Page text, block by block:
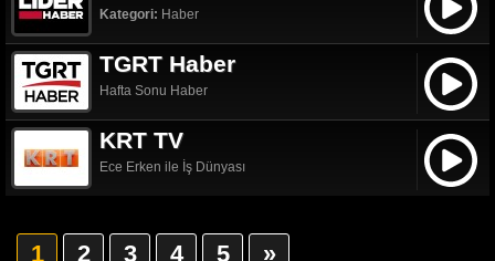
Kategori: Haber
TGRT Haber
Hafta Sonu Haber
KRT TV
Ece Erken ile İş Dünyası
1 2 3 4 5 »